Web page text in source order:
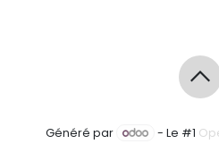
Généré par - Le #1